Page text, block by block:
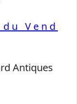
Vend
Antiques